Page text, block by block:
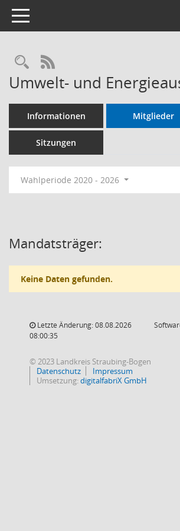
Toggle navigation
RSS-Feed
Umwelt- und
Informationen Mitglieder
Sitzungen
Wahlperiode 2020 - 2026
Mandatsträger:
Keine Daten gefunden.
Letzte Änderung: 08.08.2026
08:00:35
© 2023 Landkreis Straubing-Bogen
Datenschutz
Impressum
Umsetzung:digitalfabriX GmbH